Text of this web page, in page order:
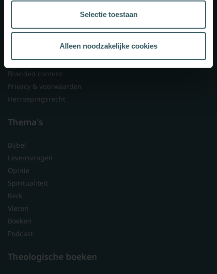
Selectie toestaan
Alleen noodzakelijke cookies
Nieuwsbrieven
Veelgestelde vragen
Contact
Branded content
Privacy & voorwaarden
Herroepingsrecht
Thema's
Bijbel
Levensvragen
Opinie
Spiritualiteit
Kerk
Vieren
Boeken
Podcast
Theologische boeken